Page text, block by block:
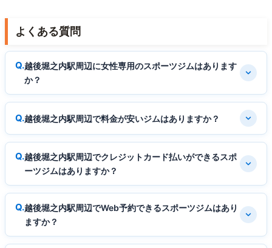
よくある質問
越後堀之内駅周辺に女性専用のスポーツジムはあります
か？
越後堀之内駅周辺で料金が安いジムはありますか？
越後堀之内駅周辺でクレジットカード払いができるスポ
ーツジムはありますか？
越後堀之内駅周辺でWeb予約できるスポーツジムはあり
ますか？